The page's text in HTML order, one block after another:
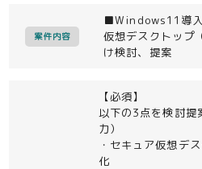
案件内容
■Windows11導
仮想デスクトップ
け検討、提案
【必須】
以下の3点を検討提
力）
・セキュア仮想デ
化